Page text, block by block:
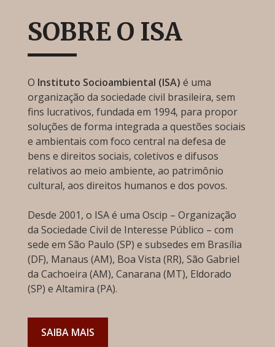
SOBRE O ISA
O Instituto Socioambiental (ISA) é uma
organização da sociedade civil brasileira, sem
fins lucrativos, fundada em 1994, para propor
soluções de forma integrada a questões sociais
e ambientais com foco central na defesa de
bens e direitos sociais, coletivos e difusos
relativos ao meio ambiente, ao patrimônio
cultural, aos direitos humanos e dos povos.
Desde 2001, o ISA é uma Oscip – Organização
da Sociedade Civil de Interesse Público – com
sede em São Paulo (SP) e subsedes em Brasília
(DF), Manaus (AM), Boa Vista (RR), São Gabriel
da Cachoeira (AM), Canarana (MT), Eldorado
(SP) e Altamira (PA).
SAIBA MAIS